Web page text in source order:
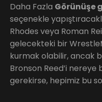
Daha Fazla Görünüşe
seçenekle
Rhodes veya Roman
gelecekteki bir
kurmak olabilir, ancak
Bronson Reed’i nereye
gerekirse, hepimiz bu